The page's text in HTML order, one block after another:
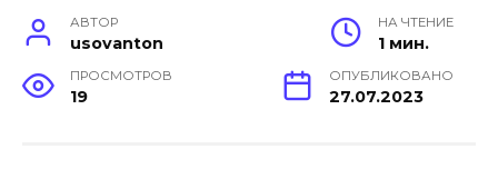
АВТОР
usovanton
НА ЧТЕНИЕ
1 мин.
ПРОСМОТРОВ
19
ОПУБЛИКОВАНО
27.07.2023